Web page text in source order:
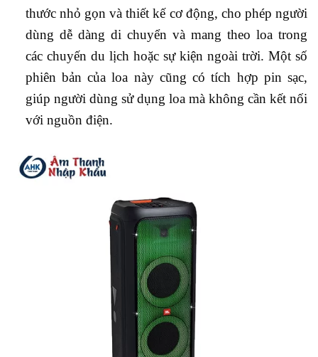
thước nhỏ gọn và thiết kế cơ động, cho phép người
dùng dễ dàng di chuyển và mang theo loa trong
các chuyến du lịch hoặc sự kiện ngoài trời. Một số
phiên bản của loa này cũng có tích hợp pin sạc,
giúp người dùng sử dụng loa mà không cần kết nối
với nguồn điện.